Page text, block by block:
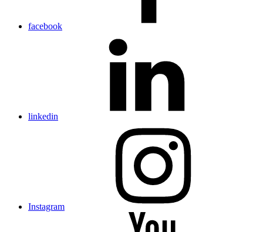
facebook
linkedin
Instagram